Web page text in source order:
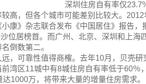
深圳住房自有率仅
高，但各个城市可能差别比较大。
康》杂志联合发布《中国居住》报告
位居榜首。而广州、北京、深圳和上海
倒数第二。
，可靠性值得商榷。去年10月，贝壳
湾区11城中有8城住房自有率低于60％
1000万，将带来大量的增量住房需求。